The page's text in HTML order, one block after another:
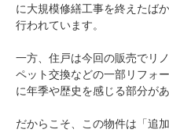
に大規模修繕工事を終えたば
行われています。
一方、住戸は今回の販売でリ
ペット交換などの一部リフォ
に年季や歴史を感じる部分があ
だからこそ、この物件は「追